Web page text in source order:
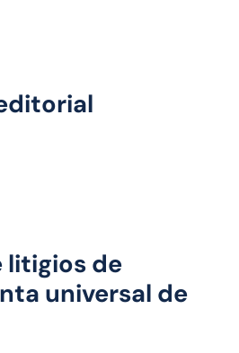
litigios de
universal de